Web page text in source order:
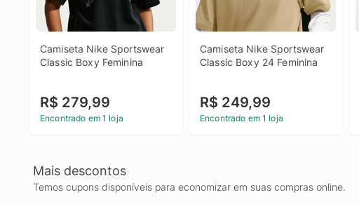
Camiseta Nike Sportswear
Classic Boxy Feminina
R$ 279,99
Encontrado em 1 loja
Camiseta Nike Sportswear
Classic Boxy 24 Feminina
R$ 249,99
Encontrado em 1 loja
Mais descontos
Temos cupons disponíveis para economizar em suas compras online.